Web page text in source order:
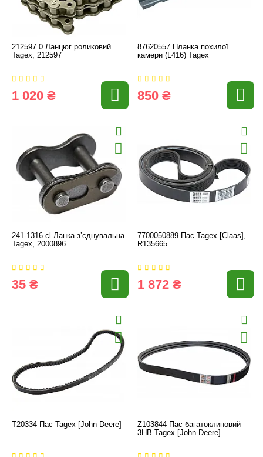
212597.0 Ланцюг роликовий
Tagex, 212597
1 020 ₴
87620557 Планка похилої
камери (L416) Tagex
850 ₴
241-1316 cl Ланка з’єднувальна
Tagex, 2000896
35 ₴
7700050889 Пас Tagex [Claas],
R135665
1 872 ₴
T20334 Пас Tagex [John Deere]
Z103844 Пас багатоклиновий
3HB Tagex [John Deere]